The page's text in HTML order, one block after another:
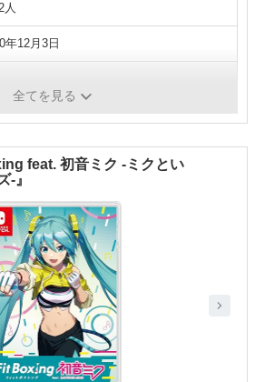
人
年12月3日
全てを見る
feat. 初音ミク ‐ミクとい
』